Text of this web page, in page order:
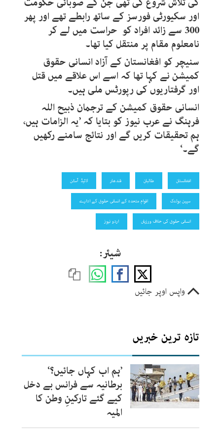
اور سکیورٹی فورسز کے ساتھ رابطے تھے اور پھر
300 سے زائد افراد کو حراست میں لے کر
نامعلوم مقام پر منتقل کیا تھا۔
سنیچر کو افغانستان کے آزاد انسانی حقوق
کمیشن نے کہا تھا کہ اسے اس علاقے میں قتل
اور گرفتاریوں کی رپورٹس ملی ہیں۔
انسانی حقوق کمیشن کے ترجمان ذبیح اللہ
فرہنگ نے عرب نیوز کو بتایا کہ ’یہ الزامات ہیں،
ہم تحقیقات کریں گے اور نتائج سامنے رکھیں
گے۔‘
افغانستان طالبان قندھار لائیڈ آسٹن
سپین بولدک اقوام متحدہ کے انسانی حقوق کے ادارے
انسانی حقوق کی خلاف ورزیاں اردو نیوز
شیئر:
واپس اوپر جائیں
تازہ ترین خبریں
’ہم اب کہاں جائیں؟‘
برطانیہ سے فرانس بے دخل
کیے گئے تارکینِ وطن کا
المیہ